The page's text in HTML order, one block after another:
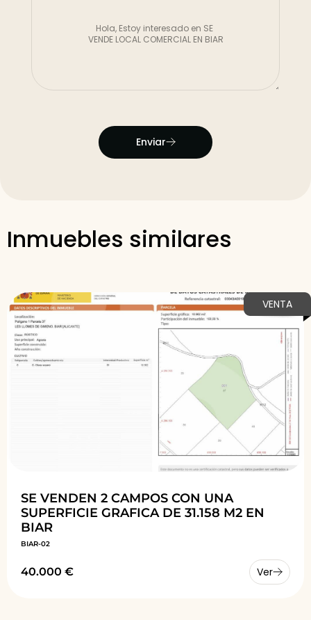
Enviar
Inmuebles similares
VENTA
SE VENDEN 2 CAMPOS CON UNA
SUPERFICIE GRAFICA DE 31.158 M2 EN
BIAR
BIAR-02
40.000 € Ver